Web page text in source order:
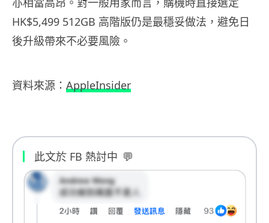
HK$5,499 512GB 高階版仍是最穩妥做法，避免日
後升級帶來不必要風險。
資料來源： AppleInsider
此文於 FB 熱討中 💬